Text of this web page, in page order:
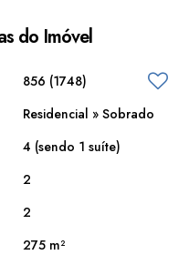
do Imóvel
856 (1748)
Residencial » Sobrado
4 (sendo 1 suíte)
2
2
275 m²